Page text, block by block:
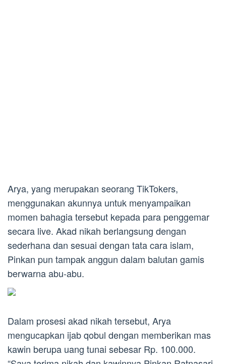
Arya, yang merupakan seorang TikTokers,
menggunakan akunnya untuk menyampaikan
momen bahagia tersebut kepada para penggemar
secara live. Akad nikah berlangsung dengan
sederhana dan sesuai dengan tata cara islam,
Pinkan pun tampak anggun dalam balutan gamis
berwarna abu-abu.
Dalam prosesi akad nikah tersebut, Arya
mengucapkan ijab qobul dengan memberikan mas
kawin berupa uang tunai sebesar Rp. 100.000.